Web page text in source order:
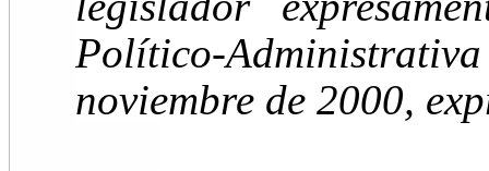
Político-
noviembre de 2000,